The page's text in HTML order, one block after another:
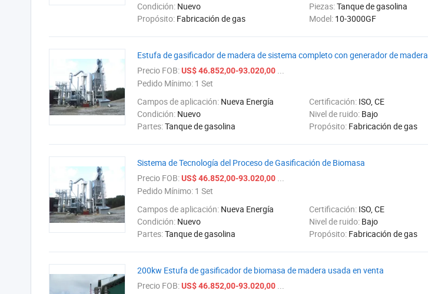
Condición: Nuevo Piezas:Tanque de gasolina
Propósito: Fabricación de gas Model: 10-3000GF
Estufa de gasificador de madera de sistema completo con generador de madera
Precio FOB:US$ 46.852,00-93.020,00 ...
Pedido Mínimo: 1 Set
Campos de aplicación: Nueva Energía Certificación: ISO, CE
Condición: Nuevo Nivel de ruido: Bajo
Partes:Tanque de gasolina Propósito: Fabricación de gas
Sistema de Tecnología del Proceso de Gasificación de Biomasa
Precio FOB:US$ 46.852,00-93.020,00 ...
Pedido Mínimo: 1 Set
Campos de aplicación: Nueva Energía Certificación: ISO, CE
Condición: Nuevo Nivel de ruido: Bajo
Partes:Tanque de gasolina Propósito: Fabricación de gas
200kw Estufa de gasificador de biomasa de madera usada en venta
Precio FOB:US$ 46.852,00-93.020,00 ...